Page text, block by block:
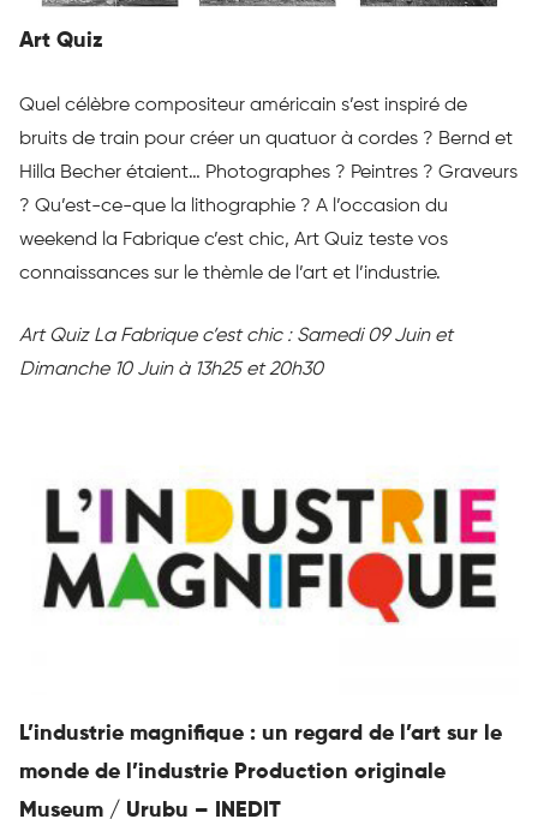
Art Quiz
Quel célèbre compositeur américain s’est inspiré de
bruits de train pour créer un quatuor à cordes ? Bernd et
Hilla Becher étaient… Photographes ? Peintres ? Graveurs
? Qu’est-ce-que la lithographie ? A l’occasion du
weekend la Fabrique c’est chic, Art Quiz teste vos
connaissances sur le thèmle de l’art et l’industrie.
Art Quiz La Fabrique c’est chic : Samedi 09 Juin et
Dimanche 10 Juin à 13h25 et 20h30
L’industrie magnifique : un regard de l’art sur le
monde de l’industrie Production originale
Museum / Urubu – INEDIT